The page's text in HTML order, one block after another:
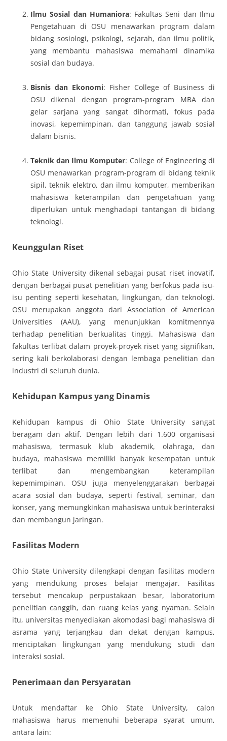
Ilmu Sosial dan Humaniora: Fakultas Seni dan Ilmu
Pengetahuan di OSU menawarkan program dalam
bidang sosiologi, psikologi, sejarah, dan ilmu politik,
yang membantu mahasiswa memahami dinamika
sosial dan budaya.
Bisnis dan Ekonomi: Fisher College of Business di
OSU dikenal dengan program-program MBA dan
gelar sarjana yang sangat dihormati, fokus pada
inovasi, kepemimpinan, dan tanggung jawab sosial
dalam bisnis.
Teknik dan Ilmu Komputer: College of Engineering di
OSU menawarkan program-program di bidang teknik
sipil, teknik elektro, dan ilmu komputer, memberikan
mahasiswa keterampilan dan pengetahuan yang
diperlukan untuk menghadapi tantangan di bidang
teknologi.
Keunggulan Riset
Ohio State University dikenal sebagai pusat riset inovatif,
dengan berbagai pusat penelitian yang berfokus pada isu-
isu penting seperti kesehatan, lingkungan, dan teknologi.
OSU merupakan anggota dari Association of American
Universities (AAU), yang menunjukkan komitmennya
terhadap penelitian berkualitas tinggi. Mahasiswa dan
fakultas terlibat dalam proyek-proyek riset yang signifikan,
sering kali berkolaborasi dengan lembaga penelitian dan
industri di seluruh dunia.
Kehidupan Kampus yang Dinamis
Kehidupan kampus di Ohio State University sangat
beragam dan aktif. Dengan lebih dari 1.600 organisasi
mahasiswa, termasuk klub akademik, olahraga, dan
budaya, mahasiswa memiliki banyak kesempatan untuk
terlibat dan mengembangkan keterampilan
kepemimpinan. OSU juga menyelenggarakan berbagai
acara sosial dan budaya, seperti festival, seminar, dan
konser, yang memungkinkan mahasiswa untuk berinteraksi
dan membangun jaringan.
Fasilitas Modern
Ohio State University dilengkapi dengan fasilitas modern
yang mendukung proses belajar mengajar. Fasilitas
tersebut mencakup perpustakaan besar, laboratorium
penelitian canggih, dan ruang kelas yang nyaman. Selain
itu, universitas menyediakan akomodasi bagi mahasiswa di
asrama yang terjangkau dan dekat dengan kampus,
menciptakan lingkungan yang mendukung studi dan
interaksi sosial.
Penerimaan dan Persyaratan
Untuk mendaftar ke Ohio State University, calon
mahasiswa harus memenuhi beberapa syarat umum,
antara lain: